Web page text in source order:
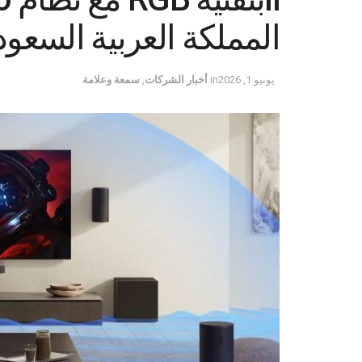
المملكة العربية
يونيو 1, 2026 in أخبار الشركات سمعة وعلامة